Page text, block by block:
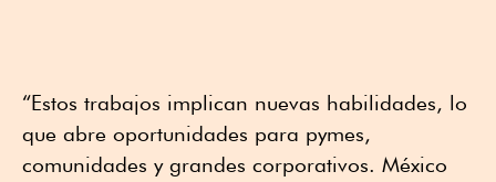
“Estos trabajos implican nuevas habilidades, lo
que abre oportunidades para pymes,
comunidades y grandes corporativos. México